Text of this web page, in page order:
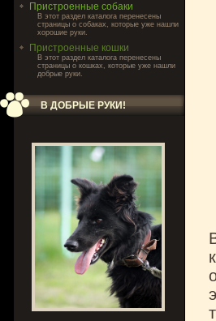
Пристроенные собаки
В этот раздел каталога перенесены
страницы о собаках, которые уже нашли
хорошие руки.
Пристроенные кошки
В этот раздел каталога перенесены
страницы о кошках, которые уже нашли
добрые руки.
В ДОБРЫЕ РУКИ!